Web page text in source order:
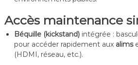
Accès maintenance
Béquille (kickstand)intégrée :
pour accéder rapidement aux alims
(HDMI, réseau, etc.).